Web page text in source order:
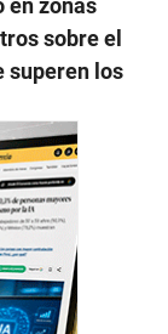
sobre el
superen los